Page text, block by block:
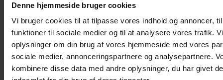
Denne hjemmeside bruger cookies
Vi bruger cookies til at tilpasse vores indhold og annoncer,
funktioner til sociale medier og til at analysere vores trafik.
oplysninger om din brug af vores hjemmeside med vores
sociale medier, annonceringspartnere og analysepartnere.
kombinere disse data med andre oplysninger, du har givet
Kaninbur
Rottebur
Marsvinebur
Løbegård
Overdækning løbegård
Indretning til bure